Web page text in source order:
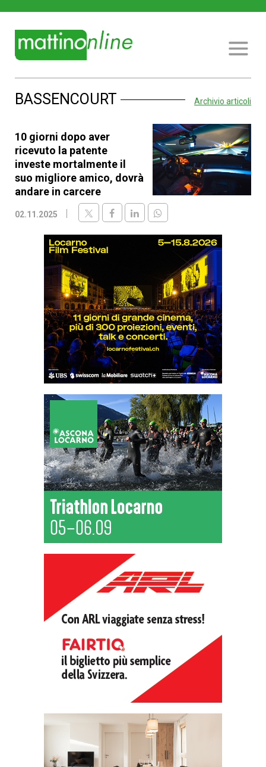
BASSENCOURT Archivio articoli
10 giorni dopo aver
ricevuto la patente
investe mortalmente il
suo migliore amico, dovrà
andare in carcere
02.11.2025